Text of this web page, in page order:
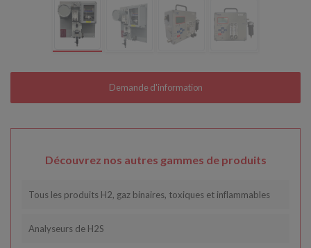
Découvrez nos autres gammes de produits
Tous les produits H2, gaz binaires, toxiques et inflammables
Analyseurs de H2S